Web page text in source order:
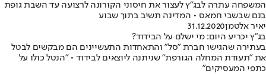
המשפחה עתרה לבג"ץ לעצור את חיסוני הקורונה לרצועה עד השבת גופת
בנם שבשבי חמאס • המדינה תשיב בתוך שבוע
יאיר אלטמן31.12.2020
בג"ץ יכריע היום: מי ישלם על הבידוד?
בעתירה שהגישו חברת "סל" והתאחדות התעשיינים הם מבקשים לבטל
את "תעודת המחלה הגורפת" שניתנה ליוצאים לבידוד • "הנטל כולו על
כתפי המעסיקים"